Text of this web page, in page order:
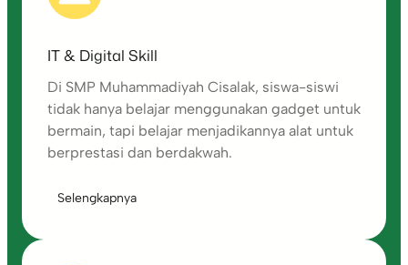
IT & Digital Skill
Di SMP Muhammadiyah Cisalak, siswa-siswi
tidak hanya belajar menggunakan gadget untuk
bermain, tapi belajar menjadikannya alat untuk
berprestasi dan berdakwah.
Selengkapnya